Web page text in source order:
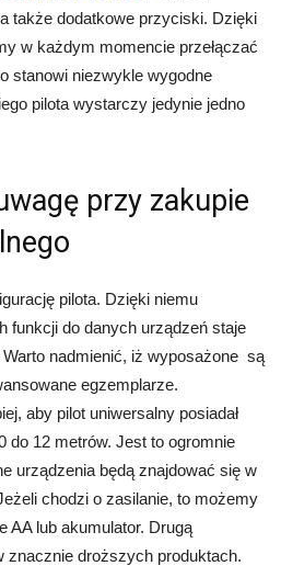
także dodatkowe przyciski. Dzięki
w każdym momencie przełączać
stanowi niezwykle wygodne
pilota wystarczy jedynie jedno
przy zakupie
pilota. Dzięki niemu
funkcji do danych urządzeń staje
nadmienić, iż wyposażone są
egzemplarze.
aby pilot uniwersalny posiadał
do 12 metrów. Jest to ogromnie
urządzenia będą znajdować się w
chodzi o zasilanie, to możemy
AA lub akumulator. Drugą
znacznie droższych produktach.